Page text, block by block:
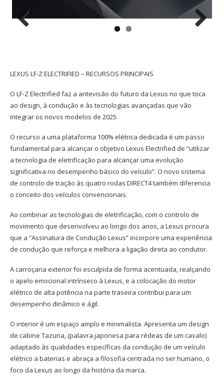
LEXUS LF-Z ELECTRIFIED – RECURSOS PRINCIPAIS
O LF-Z Electrified faz a antevisão do futuro da Lexus no que toca
ao design, à condução e às tecnologias avançadas que vão
integrar os novos modelos de 2025.
O recurso a uma plataforma 100% elétrica dedicada é um passo
fundamental para alcançar o objetivo Lexus Electrified de “utilizar
a tecnologia de eletrificação para alcançar uma evolução
significativa no desempenho básico do veículo”. O novo sistema
de controlo de tração às quatro rodas DIRECT4 também diferencia
o conceito dos veículos convencionais.
Ao combinar as tecnologias de eletrificação, com o controlo de
movimento que desenvolveu ao longo dos anos, a Lexus procura
que a “Assinatura de Condução Lexus” incorpore uma experiência
de condução que reforça e melhora a ligação direta ao condutor.
A carroçaria exterior foi esculpida de forma acentuada, realçando
o apelo emocional intrínseco à Lexus, e a colocação do motor
elétrico de alta potência na parte traseira contribui para um
desempenho dinâmico e ágil.
O interior é um espaço amplo e minimalista. Apresenta um design
de cabine Tazuna, (palavra japonesa para rédeas de um cavalo)
adaptado às qualidades específicas da condução de um veículo
elétrico a baterias e abraça a filosofia centrada no ser humano, o
foco da Lexus ao longo da história da marca.